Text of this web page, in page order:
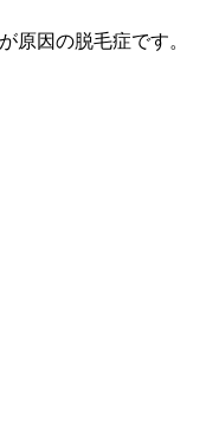
原因の脱毛症です。